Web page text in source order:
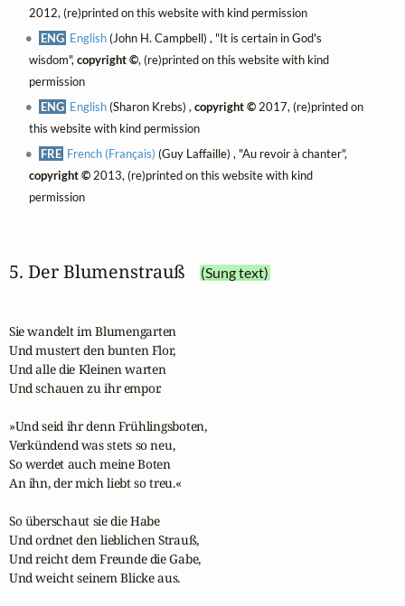
2012, (re)printed on this website with kind permission
ENG English(John H. Campbell) , "It is certain in God's
wisdom",copyright ©, (re)printed on this website with kind
permission
ENG English(Sharon Krebs) ,copyright ©2017, (re)printed on
this website with kind permission
FRE French (Français) (Guy Laffaille) , "Au revoir à chanter",
copyright ©2013, (re)printed on this website with kind
permission
5. Der Blumenstrauß (Sung text)
Sie wandelt im Blumengarten
Und mustert den bunten Flor,
Und alle die Kleinen warten
Und schauen zu ihr empor.
»Und seid ihr denn Frühlingsboten,
Verkündend was stets so neu,
So werdet auch meine Boten
An ihn, der mich liebt so treu.«
So überschaut sie die Habe
Und ordnet den lieblichen Strauß,
Und reicht dem Freunde die Gabe,
Und weicht seinem Blicke aus.